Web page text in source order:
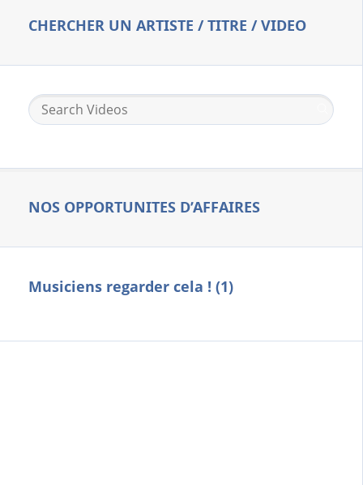
CHERCHER UN ARTISTE / TITRE / VIDEO
NOS OPPORTUNITES D’AFFAIRES
Musiciens regarder cela ! (1)